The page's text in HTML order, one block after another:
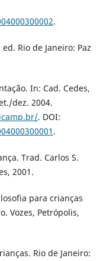
.
Rio de Janeiro: Paz
In: Cad. Cedes,
dez. 2004.
. DOI:
.
Trad. Carlos S.
2001.
para crianças
Vozes, Petrópolis,
Rio de Janeiro: